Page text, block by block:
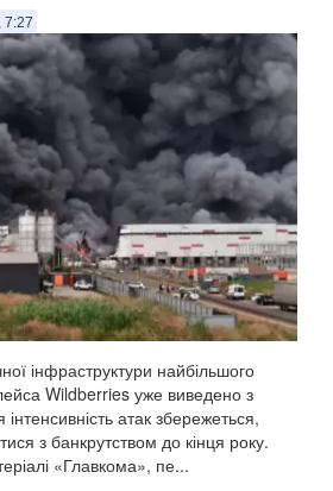
7:27
інфраструктури найбільшого
Wildberries уже виведено з
атак збережеться,
з банкрутством до кінця року.
«Главкома», пе...